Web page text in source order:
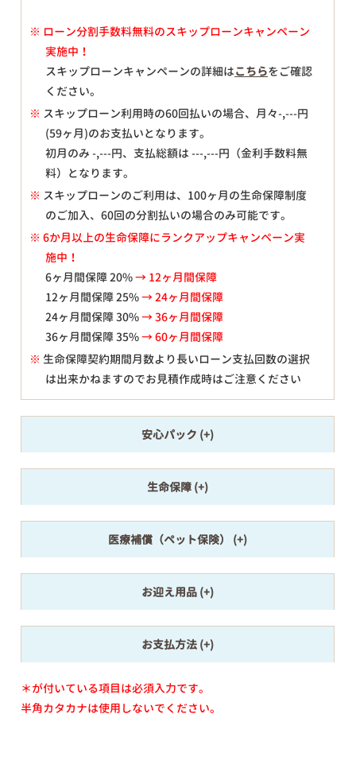
※ ローン分割手数料無料のスキップローンキャンペーン
実施中！
スキップローンキャンペーンの詳細はこちらをご確認
ください。
※ スキップローン利用時の60回払いの場合、月々-,---円
(59ヶ月)のお支払いとなります。
初月のみ-,---円、支払総額は---,---円（金利手数料無
料）となります。
※ スキップローンのご利用は、100ヶ月の生命保障制度
のご加入、60回の分割払いの場合のみ可能です。
※ 6か月以上の生命保障にランクアップキャンペーン実
施中！
6ヶ月間保障 20%→ 12ヶ月間保障
12ヶ月間保障 25%→ 24ヶ月間保障
24ヶ月間保障 30%→ 36ヶ月間保障
36ヶ月間保障 35%→ 60ヶ月間保障
※ 生命保障契約期間月数より長いローン支払回数の選択
は出来かねますのでお見積作成時はご注意ください
安心パック
生命保障
医療補償（ペット保険）
お迎え用品
お支払方法
＊が付いている項目は必須入力です。
半角カタカナは使用しないでください。